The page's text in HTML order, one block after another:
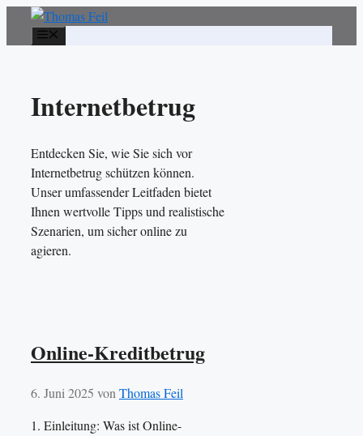
Internetbetrug
Entdecken Sie, wie Sie sich vor
Internetbetrug schützen können.
Unser umfassender Leitfaden bietet
Ihnen wertvolle Tipps und realistische
Szenarien, um sicher online zu
agieren.
Online-Kreditbetrug
6. Juni 2025 von Thomas Feil
1. Einleitung: Was ist Online-